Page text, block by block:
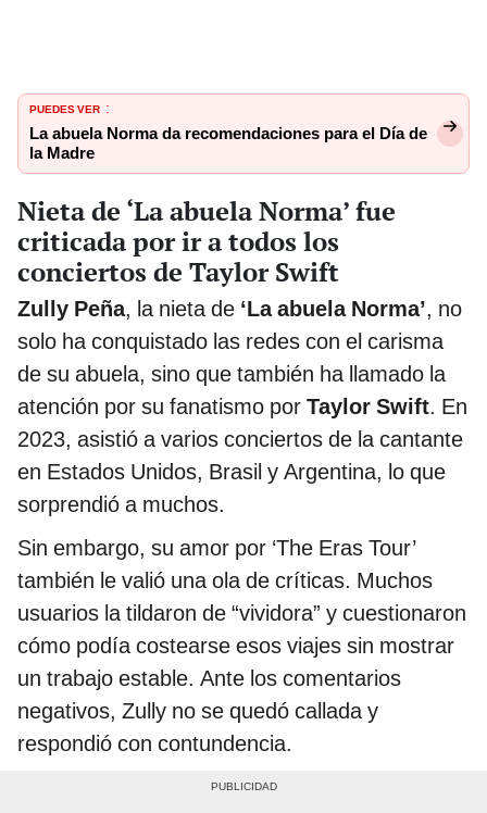
PUEDES VER :
La abuela Norma da recomendaciones para el Día de
la Madre
Nieta de ‘La abuela Norma’ fue
criticada por ir a todos los
conciertos de Taylor Swift
Zully Peña, la nieta de ‘La abuela Norma’, no
solo ha conquistado las redes con el carisma
de su abuela, sino que también ha llamado la
atención por su fanatismo por Taylor Swift. En
2023, asistió a varios conciertos de la cantante
en Estados Unidos, Brasil y Argentina, lo que
sorprendió a muchos.
Sin embargo, su amor por ‘The Eras Tour’
también le valió una ola de críticas. Muchos
usuarios la tildaron de “vividora” y cuestionaron
cómo podía costearse esos viajes sin mostrar
un trabajo estable. Ante los comentarios
negativos, Zully no se quedó callada y
respondió con contundencia.